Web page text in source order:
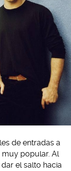
de entradas a
muy popular. Al
el salto hacia